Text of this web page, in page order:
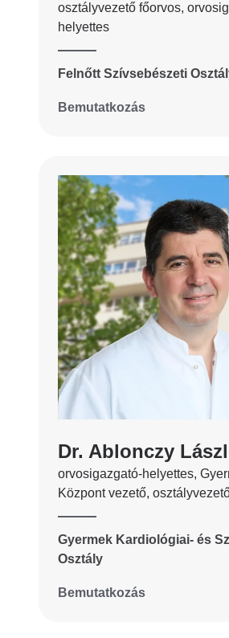
osztályvezető főorvos,
helyettes
Felnőtt Szívsebészeti
Bemutatkozás
Dr. Ablonczy
orvosigazgató-helyettes,
Központ vezető,
Gyermek Kardiológiai- és
Osztály
Bemutatkozás